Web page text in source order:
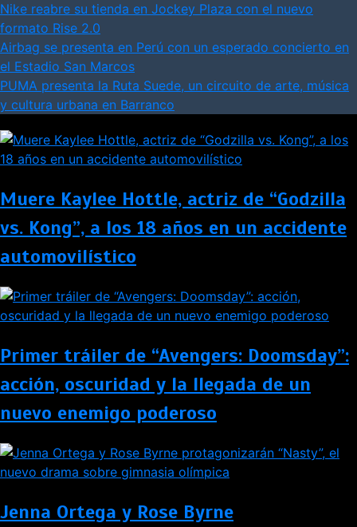
Nike reabre su tienda en Jockey Plaza con el nuevo
formato Rise 2.0
Airbag se presenta en Perú con un esperado concierto en
el Estadio San Marcos
PUMA presenta la Ruta Suede, un circuito de arte, música
y cultura urbana en Barranco
Muere Kaylee Hottle, actriz de “Godzilla
vs. Kong”, a los 18 años en un accidente
automovilístico
Primer tráiler de “Avengers: Doomsday”:
acción, oscuridad y la llegada de un
nuevo enemigo poderoso
Jenna Ortega y Rose Byrne